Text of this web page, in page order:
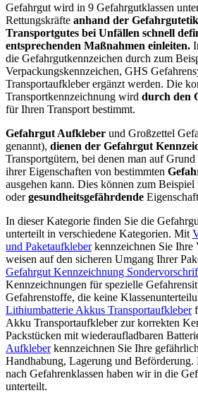
Gefahrgut wird in 9 Gefahrgutklassen
Rettungskräfte anhand der
Transportgutes bei Unfällen schnell
entsprechenden Maßnahmen einleiten.
die Gefahrgutkennzeichen durch zum
Verpackungskennzeichen, GHS
Transportaufkleber ergänzt werden. Die
Transportkennzeichnung wird durch den
für Ihren Transport bestimmt.
Gefahrgut Aufkleber und Großzettel
genannt), dienen der Gefahrgut
Transportgütern, bei denen man auf Grund
ihrer Eigenschaften von bestimmten
ausgehen kann. Dies können zum Beispiel
odergesundheitsgefährdende
In dieser Kategorie finden Sie die
unterteilt in verschiedene Kategorien. Mit
und Paketaufkleberkennzeichnen Sie Ihre
weisen auf den sicheren Umgang Ihrer
Gefahrgut Kennzeichnung
Kennzeichnungen für spezielle
Gefahrenstoffe, die keine
Lithiumbatterie Akkus Transportaufkleber
Akku Transportaufkleber zur korrekten
Packstücken mit wiederaufladbaren
Aufkleberkennzeichnen Sie Ihre
Handhabung, Lagerung und
nach Gefahrenklassen haben wir in die
unterteilt.